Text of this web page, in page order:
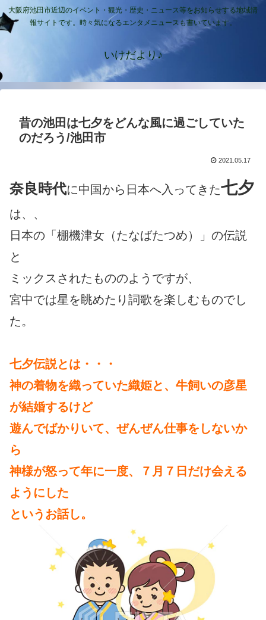
大阪府池田市近辺のイベント・観光・歴史・ニュース等をお知らせする地域情
報サイトです。時々気になるエンタメニュースも書いています。
いけだより♪
昔の池田は七夕をどんな風に過ごしていた
のだろう/池田市
2021.05.17
奈良時代に中国から日本へ入ってきた七夕
は、、
日本の「棚機津女（たなばたつめ）」の伝説
と
ミックスされたもののようですが、
宮中では星を眺めたり詞歌を楽しむものでし
た。
七夕伝説とは・・・
神の着物を織っていた織姫と、牛飼いの彦星
が結婚するけど
遊んでばかりいて、ぜんぜん仕事をしないか
ら
神様が怒って年に一度、７月７日だけ会える
ようにした
というお話し。